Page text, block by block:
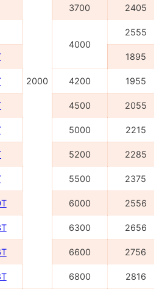
2000
3700 2405
4000
2555
1895
4200 1955
4500 2055
5000 2215
5200 2285
5500 2375
6000 2556
6300 2656
6600 2756
6800 2816